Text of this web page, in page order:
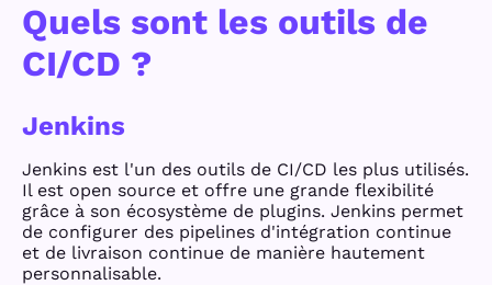
Quels sont les outils de
CI/CD ?
Jenkins
Jenkins est l'un des outils de CI/CD les plus utilisés.
Il est open source et offre une grande flexibilité
grâce à son écosystème de plugins. Jenkins permet
de configurer des pipelines d'intégration continue
et de livraison continue de manière hautement
personnalisable.